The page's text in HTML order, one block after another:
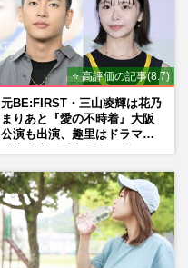
⭐ 高評価の記事(8.7)
元BE:FIRST・三山凌輝は花乃
まりあと『愛の不時着』大阪
公演も出演、趣里はドラマ